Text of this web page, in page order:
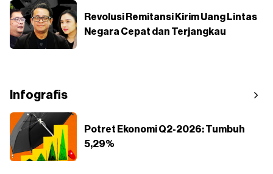
Revolusi Remitansi Kirim Uang Lintas
Negara Cepat dan Terjangkau
Infografis
Potret Ekonomi Q2-2026: Tumbuh
5,29%